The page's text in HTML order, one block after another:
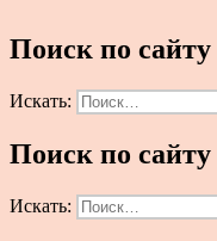
Поиск по сайту
Искать:
Поиск по
Искать: